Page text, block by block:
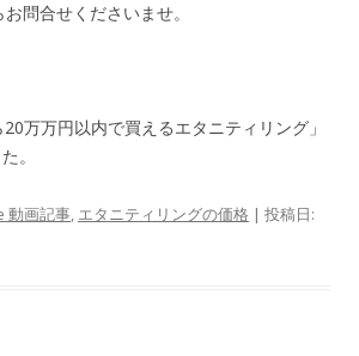
問合せくださいませ。
万万円以内で買えるエタニティリング」
。
動画記事, エタニティリングの価格 | 投稿日: